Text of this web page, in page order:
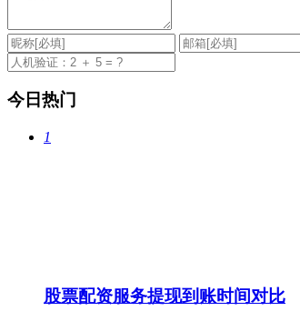
今日热门
1
股票配资服务提现到账时间对比